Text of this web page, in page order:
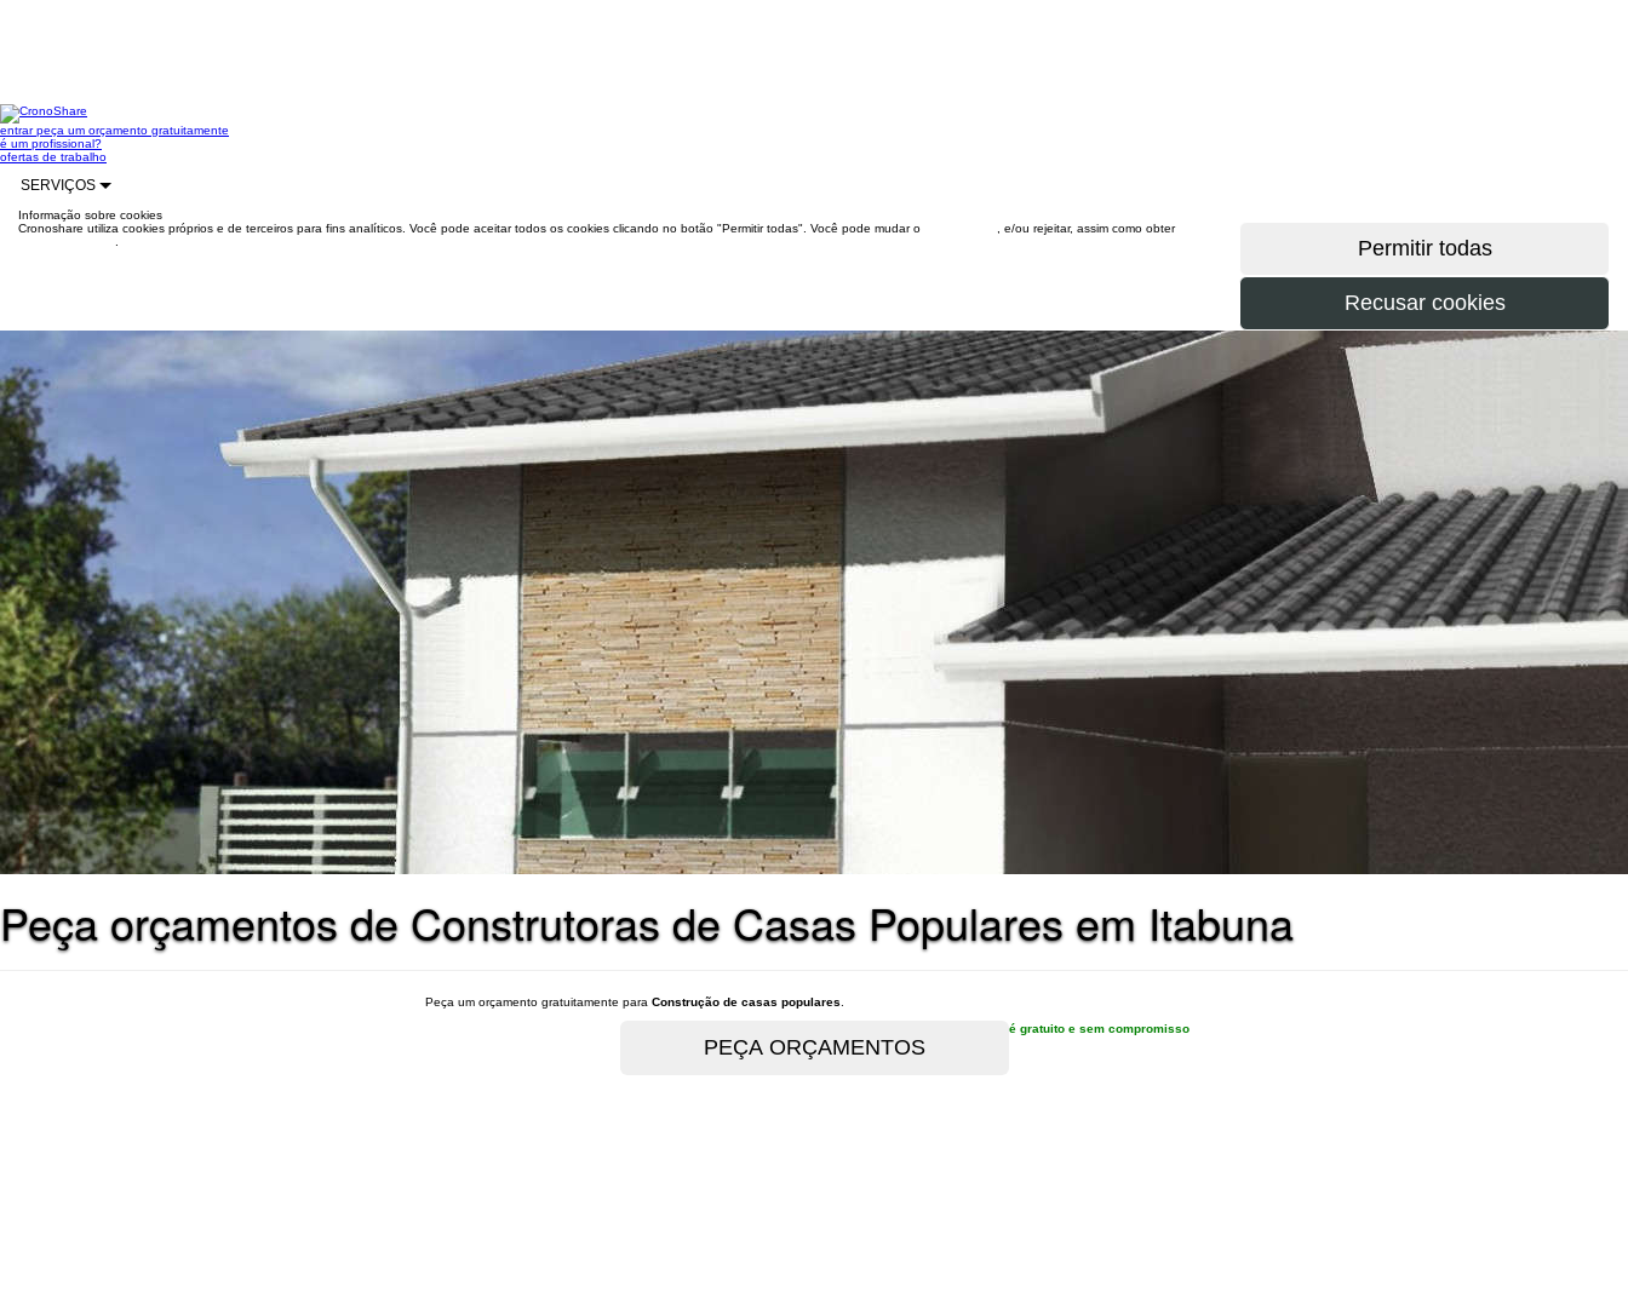
entrarpeça um orçamento gratuitamente
é um profissional?
ofertas de trabalho
SERVIÇOS
Informação sobre cookies
Cronoshare utiliza cookies próprios e de terceiros para fins analíticos. Você pode aceitar todos os cookies clicando no botão "Permitir todas". Você pode mudar o
, e/ou rejeitar, assim como obter
Peça orçamentos de Construtoras de Casas Populares em Itabuna
Peça um orçamento gratuitamente para Construção de casas populares
é gratuito e sem compromisso